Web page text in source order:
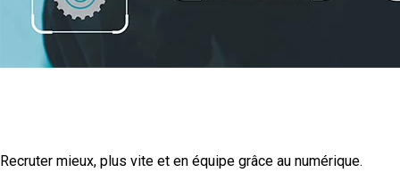
Recruter mieux, plus vite et en équipe grâce au numérique.